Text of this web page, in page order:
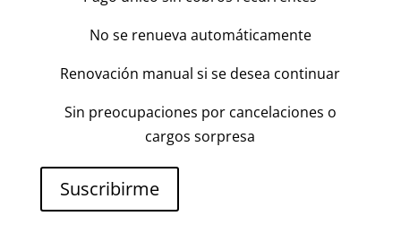
No se renueva automáticamente
Renovación manual si se desea continuar
Sin preocupaciones por cancelaciones o
cargos sorpresa
Suscribirme